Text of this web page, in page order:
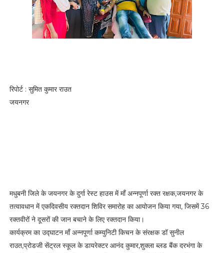
रिपोर्ट : सुमित कुमार राउत
जयनगर
मधुबनी जिले के जयनगर के दुर्गा रेस्ट हाउस में माँ अन्नपूर्णा रक्त रक्षक,जयनगर के
तत्वावधान में एकदिवसीय रक्तदान शिविर समारोह का आयोजन किया गया, जिसमें 36
रक्तवीरों ने दूसरों की जान बचाने के लिए रक्तदान किया।
कार्यक्रम का उद्घाटन माँ अन्नपूर्णा कम्युनिटी किचन के संरक्षक डॉ सुनील
राउत,प्रोडजी सेंट्रल स्कूल के डायरेक्टर आनंद कुमार,शुक्ला ब्लड बैंक दरभंगा के